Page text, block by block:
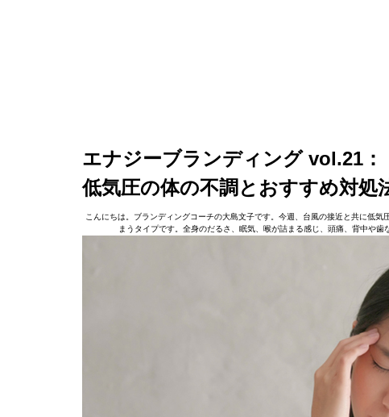
エナジーブランディング vol.21：
低気圧の体の不調とおすすめ対処
こんにちは。ブランディングコーチの大島文子です。今週、台風の接近と共に低
まうタイプです。全身のだるさ、眠気、喉が詰まる感じ、頭痛、背中や